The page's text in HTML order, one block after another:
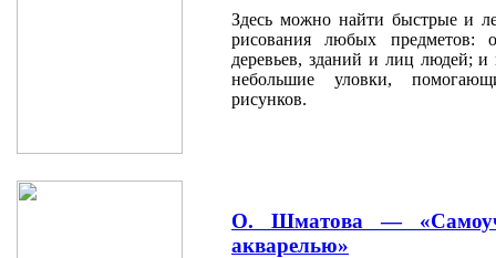
Здесь можно найти быстрые и
рисования любых предметов:
деревьев, зданий и лиц людей;
небольшие уловки,
рисунков.
О. Шматова —
акварелью»